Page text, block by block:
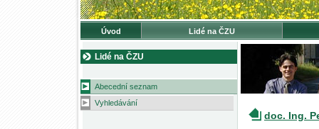
Úvod Lidé na ČZU
Lidé na ČZU
Abecední seznam
Vyhledávání
doc. Ing.